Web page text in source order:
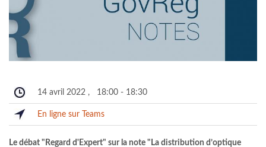
14 avril 2022 , 18:00 - 18:30
En ligne sur Teams
Le débat "Regard d'Expert" sur la note "La distribution d’optique